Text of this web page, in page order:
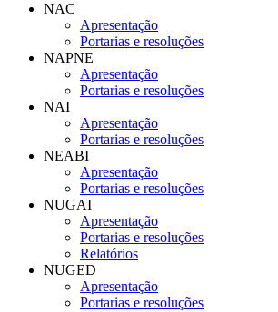
NAC
Apresentação
Portarias e resoluções
NAPNE
Apresentação
Portarias e resoluções
NAI
Apresentação
Portarias e resoluções
NEABI
Apresentação
Portarias e resoluções
NUGAI
Apresentação
Portarias e resoluções
Relatórios
NUGED
Apresentação
Portarias e resoluções